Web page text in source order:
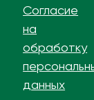
Согласие
на
обработку
данных